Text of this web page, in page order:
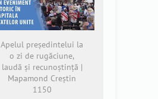
Apelul președintelui la
o zi de rugăciune,
laudă și recunoștință |
Mapamond Creștin
1150